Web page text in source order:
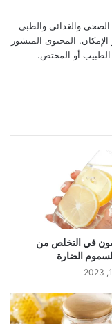
والغذائي والطبي
المحتوى المنشور
أو المختص.
في التخلص من
الضارة